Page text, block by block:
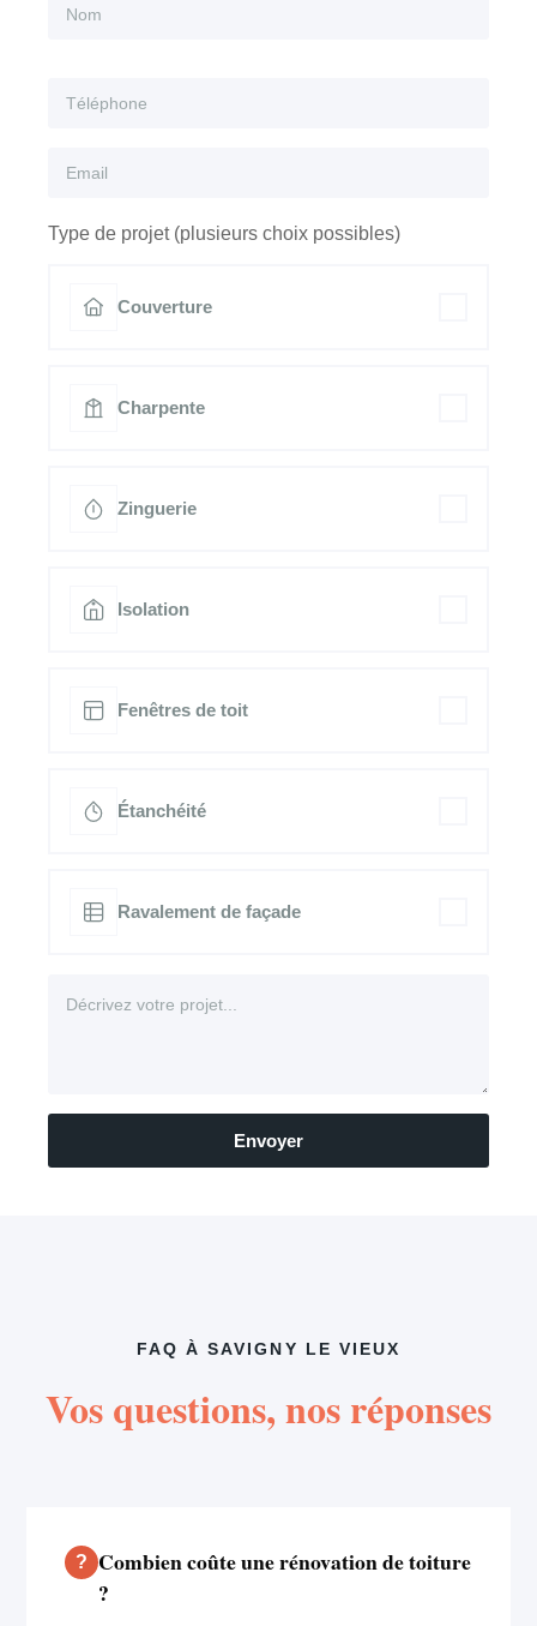
Type de projet (plusieurs choix possibles)
Couverture
Charpente
Zinguerie
Isolation
Fenêtres de toit
Étanchéité
Ravalement de façade
Envoyer
FAQ À SAVIGNY LE VIEUX
Vos questions, nos réponses
Combien coûte une rénovation de toiture
?